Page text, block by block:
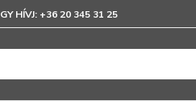
HÍVJ: +36 20 345 31 25